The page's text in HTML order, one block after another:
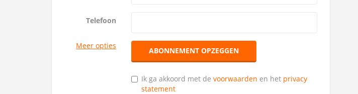
Telefoon
Meer opties
ABONNEMENT OPZEGGEN
Ik ga akkoord met devoorwaarden en het privacy
statement